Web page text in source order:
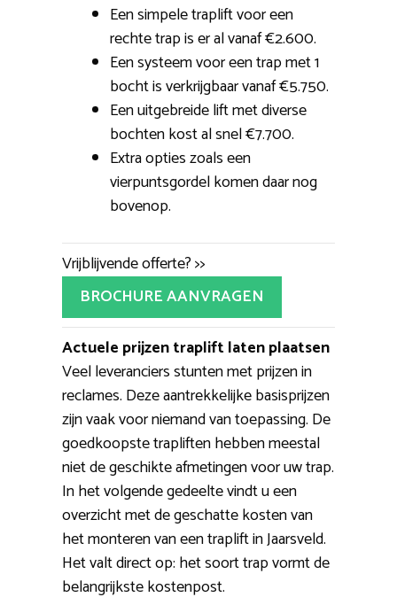
Een simpele traplift voor een
rechte trap is er al vanaf €2.600.
Een systeem voor een trap met 1
bocht is verkrijgbaar vanaf €5.750.
Een uitgebreide lift met diverse
bochten kost al snel €7.700.
Extra opties zoals een
vierpuntsgordel komen daar nog
bovenop.
Vrijblijvende offerte? >>
BROCHURE AANVRAGEN
Actuele prijzen traplift laten plaatsen
Veel leveranciers stunten met prijzen in
reclames. Deze aantrekkelijke basisprijzen
zijn vaak voor niemand van toepassing. De
goedkoopste trapliften hebben meestal
niet de geschikte afmetingen voor uw trap.
In het volgende gedeelte vindt u een
overzicht met de geschatte kosten van
het monteren van een traplift in Jaarsveld.
Het valt direct op: het soort trap vormt de
belangrijkste kostenpost.